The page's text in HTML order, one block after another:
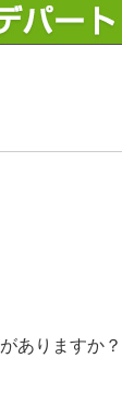
ありますか？